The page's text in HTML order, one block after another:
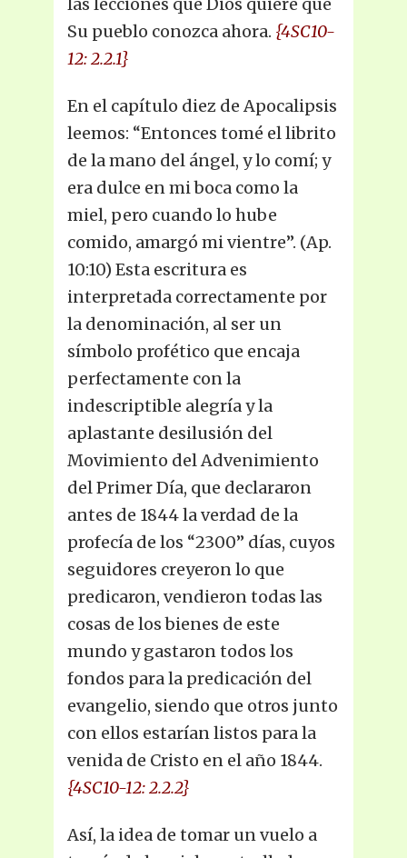
las lecciones que Dios quiere que
Su pueblo conozca ahora. {4SC10-
12: 2.2.1}
En el capítulo diez de Apocalipsis
leemos: “Entonces tomé el librito
de la mano del ángel, y lo comí; y
era dulce en mi boca como la
miel, pero cuando lo hube
comido, amargó mi vientre”. (Ap.
10:10) Esta escritura es
interpretada correctamente por
la denominación, al ser un
símbolo profético que encaja
perfectamente con la
indescriptible alegría y la
aplastante desilusión del
Movimiento del Advenimiento
del Primer Día, que declararon
antes de 1844 la verdad de la
profecía de los “2300” días, cuyos
seguidores creyeron lo que
predicaron, vendieron todas las
cosas de los bienes de este
mundo y gastaron todos los
fondos para la predicación del
evangelio, siendo que otros junto
con ellos estarían listos para la
venida de Cristo en el año 1844.
{4SC10-12: 2.2.2}
Así, la idea de tomar un vuelo a